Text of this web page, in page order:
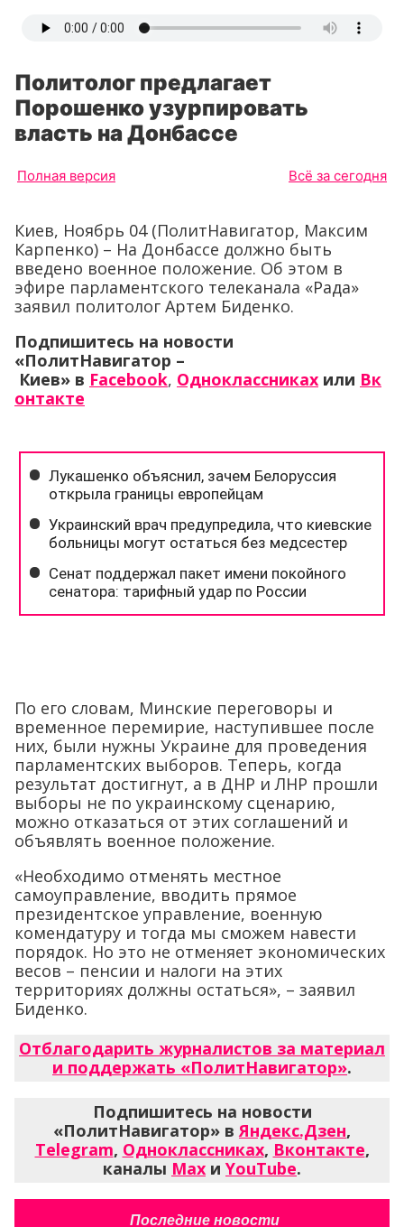
Политолог предлагает
Порошенко узурпировать
власть на Донбассе
Полная версия Всё за сегодня
Киев, Ноябрь 04 (ПолитНавигатор, Максим
Карпенко) – На Донбассе должно быть
введено военное положение. Об этом в
эфире парламентского телеканала «Рада»
заявил политолог Артем Биденко.
Подпишитесь на новости
«ПолитНавигатор –
Киев» в Facebook, Одноклассниках или Вк
онтакте
По его словам, Минские переговоры и
временное перемирие, наступившее после
них, были нужны Украине для проведения
парламентских выборов. Теперь, когда
результат достигнут, а в ДНР и ЛНР прошли
выборы не по украинскому сценарию,
можно отказаться от этих соглашений и
объявлять военное положение.
«Необходимо отменять местное
самоуправление, вводить прямое
президентское управление, военную
комендатуру и тогда мы сможем навести
порядок. Но это не отменяет экономических
весов – пенсии и налоги на этих
территориях должны остаться», – заявил
Биденко.
Отблагодарить журналистов за материал
и поддержать «ПолитНавигатор».
Подпишитесь на новости
«ПолитНавигатор» вЯндекс.Дзен,
Telegram, Одноклассниках, Вконтакте,
каналы Max и YouTube.
Последние новости